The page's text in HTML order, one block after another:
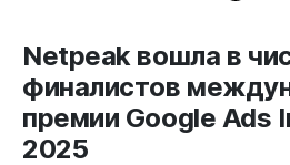
Netpeak вошла в
финалистов
премии Google Ads
2025